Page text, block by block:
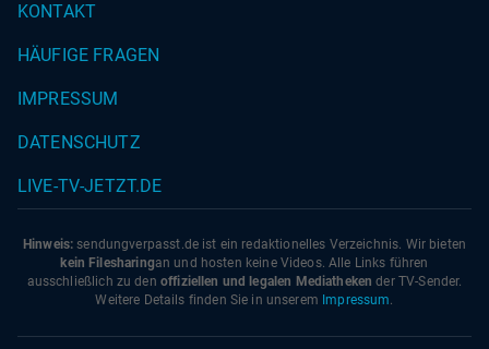
KONTAKT
HÄUFIGE FRAGEN
IMPRESSUM
DATENSCHUTZ
LIVE-TV-JETZT.DE
Hinweis: sendungverpasst.de ist ein redaktionelles Verzeichnis. Wir bieten
kein Filesharingan und hosten keine Videos. Alle Links führen
ausschließlich zu den offiziellen und legalen Mediatheken der TV-Sender.
Weitere Details finden Sie in unserem Impressum.